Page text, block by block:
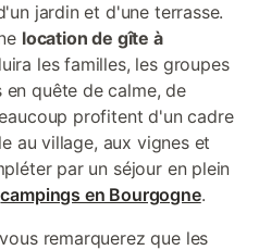
jardin et d'une terrasse.
location de gîte à
les familles, les groupes
quête de calme, de
profitent d'un cadre
au village, aux vignes et
par un séjour en plein
campings en Bourgogne.
remarquerez que les